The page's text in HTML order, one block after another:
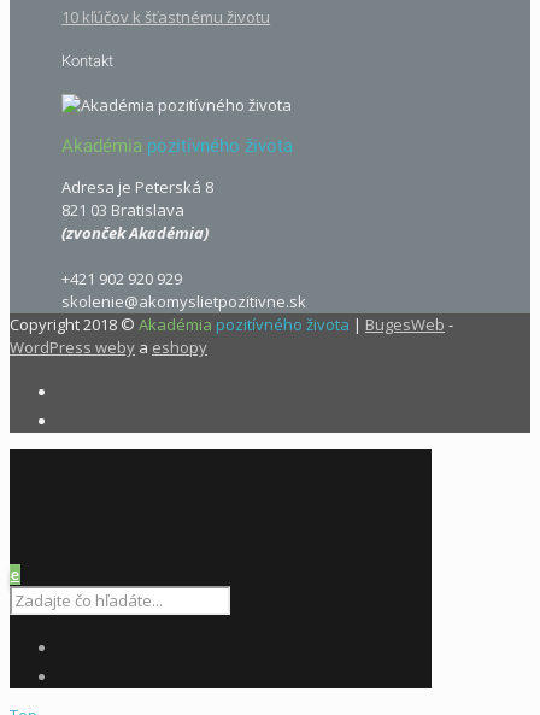
10 kľúčov k šťastnému životu
Kontakt
Akadémia pozitívného života
Adresa je Peterská 8
821 03 Bratislava
(zvonček Akadémia)
+421 902 920 929
skolenie@akomyslietpozitivne.sk
Copyright 2018 © Akadémia pozitívného života | BugesWeb -
WordPress weby a eshopy
e